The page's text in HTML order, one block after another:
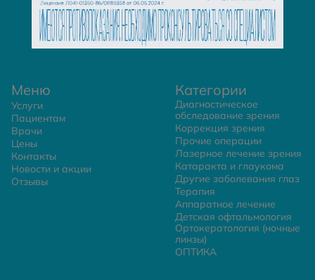
Меню
Услуги
Пациентам
Врачи
Цены
Контакты
Новости и акции
Отзывы
Категории
Диагностическое
обследование зрения
Коррекция зрения
Прочие операции
Лазерное лечение зрения
Катаракта и глаукома
Другие заболевания глаз
Терапия
Аппаратное лечение
Детская офтальмология
Ортокератология (ночные
линзы)
ОПТИКА